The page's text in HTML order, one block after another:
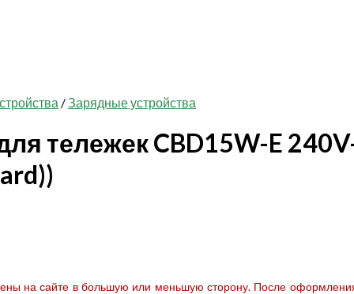
/Зарядные устройства
тележек CBD15W-E
на сайте в большую или меньшую сторону. После